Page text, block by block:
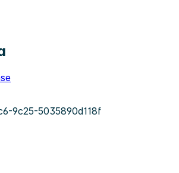
9c25-5035890d118f